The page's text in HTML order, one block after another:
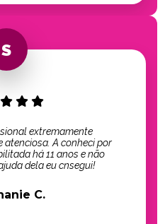
extremamente
atenciosa. A conheci por
há 11 anos e não
dela eu cnsegui!
C.